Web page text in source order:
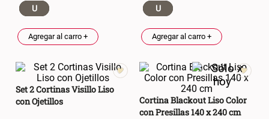
S/ 69.90 S/ 59.40 S/ 169.00S/ 135.20
Comoda Bambú con Puertas 80
S/ 319.00 S/ 254.90
Almohada Sensación Plumas
S/ 63.65
U
Agregar al carro +
U
Agregar al carro +
Set 2 Cortinas Visillo Liso
con Ojetillos
Cortina Blackout Liso Color
con Presillas 140 x 240 cm